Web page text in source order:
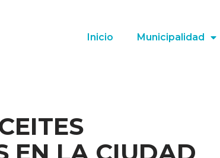
Inicio Municipalidad
EN LA CIUDAD